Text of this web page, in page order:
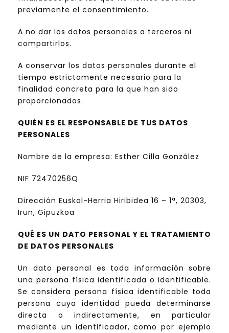
previamente el consentimiento.
A no dar los datos personales a terceros ni
compartirlos.
A conservar los datos personales durante el
tiempo estrictamente necesario para la
finalidad concreta para la que han sido
proporcionados.
QUIÉN ES EL RESPONSABLE DE TUS DATOS
PERSONALES
Nombre de la empresa: Esther Cilla González
NIF 72470256Q
Dirección Euskal-Herria Hiribidea 16 – 1ª, 20303,
Irun, Gipuzkoa
QUÉ ES UN DATO PERSONAL Y EL TRATAMIENTO
DE DATOS PERSONALES
Un dato personal es toda información sobre
una persona física identificada o identificable.
Se considera persona física identificable toda
persona cuya identidad pueda determinarse
directa o indirectamente, en particular
mediante un identificador, como por ejemplo